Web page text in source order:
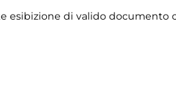
esibizione di valido documento